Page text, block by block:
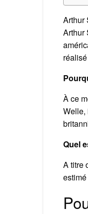
Arthur
Arthur
À ce
Welle,
Quel
A titre